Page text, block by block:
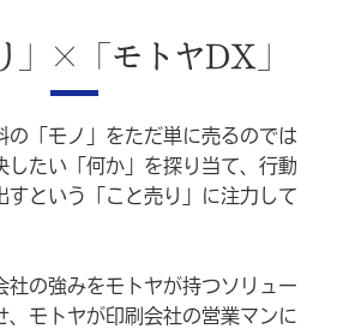
」×「モトヤDX」
の「モノ」をただ単に売るのでは
したい 「何か」を探り当て、行動
すという「こと売り」に注力して
社の強みをモトヤが持つソリュー
モトヤが印刷会社の営業マンに